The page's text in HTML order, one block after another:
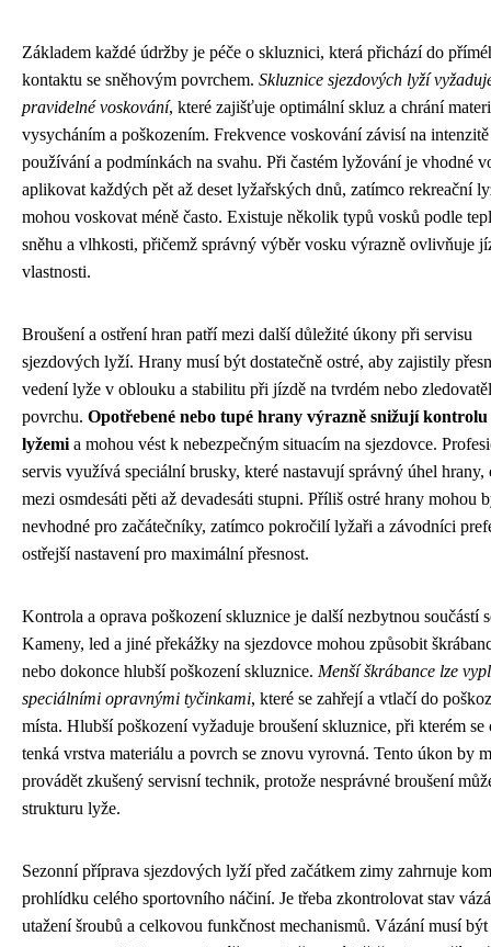
Základem každé údržby je péče o skluznici, která přichází do
kontaktu se sněhovým povrchem. Skluznice sjezdových lyží
pravidelné voskování, které zajišťuje optimální skluz a chrání
vysycháním a poškozením. Frekvence voskování závisí na intenzitě
používání a podmínkách na svahu. Při častém lyžování je vhodné
aplikovat každých pět až deset lyžařských dnů, zatímco rekreační
mohou voskovat méně často. Existuje několik typů vosků podle
sněhu a vlhkosti, přičemž správný výběr vosku výrazně ovlivňuje
vlastnosti.
Broušení a ostření hran patří mezi další důležité úkony při servisu
sjezdových lyží. Hrany musí být dostatečně ostré, aby zajistily
vedení lyže v oblouku a stabilitu při jízdě na tvrdém nebo
povrchu. Opotřebené nebo tupé hrany výrazně snižují kontrolu
lyžemi a mohou vést k nebezpečným situacím na sjezdovce.
servis využívá speciální brusky, které nastavují správný úhel
mezi osmdesáti pěti až devadesáti stupni. Příliš ostré hrany mohou
nevhodné pro začátečníky, zatímco pokročilí lyžaři a závodníci
ostřejší nastavení pro maximální přesnost.
Kontrola a oprava poškození skluznice je další nezbytnou součástí
Kameny, led a jiné překážky na sjezdovce mohou způsobit
nebo dokonce hlubší poškození skluznice. Menší škrábance lze
speciálními opravnými tyčinkami, které se zahřejí a vtlačí do
místa. Hlubší poškození vyžaduje broušení skluznice, při kterém se
tenká vrstva materiálu a povrch se znovu vyrovná. Tento úkon by
provádět zkušený servisní technik, protože nesprávné broušení
strukturu lyže.
Sezonní příprava sjezdových lyží před začátkem zimy zahrnuje
prohlídku celého sportovního náčiní. Je třeba zkontrolovat stav
utažení šroubů a celkovou funkčnost mechanismů. Vázání musí být